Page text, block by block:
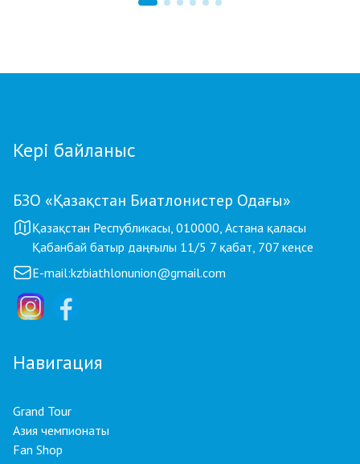
Кері байланыс
БЗО «Қазақстан Биатлонистер Одағы»
Қазақстан Республикасы, 010000, Астана қаласы
Қабанбай батыр даңғылы 11/5 7 қабат, 707 кеңсе
E-mail:kzbiathlonunion@gmail.com
Навигация
Grand Tour
Азия чемпионаты
Fan Shop